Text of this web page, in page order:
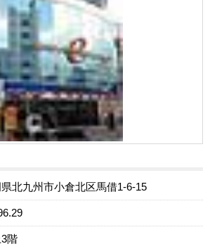
北九州市小倉北区馬借1-6-15
階